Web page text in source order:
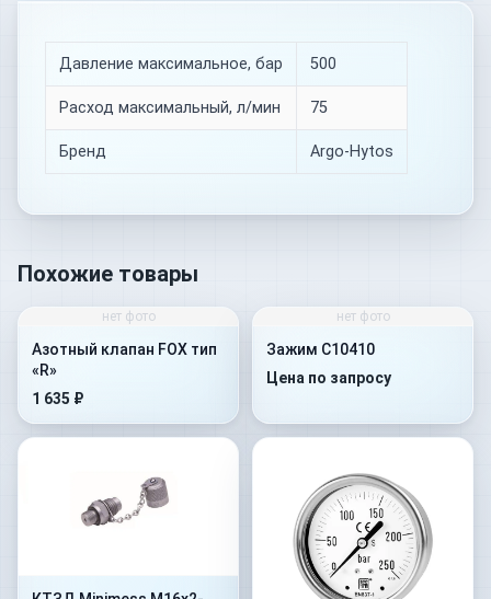
Давление максимальное, бар 500
Расход максимальный, л/мин 75
Бренд Argo-Hytos
Похожие товары
нет фото
Азотный клапан FOX тип
«R»
1 635 ₽
нет фото
Зажим C10410
Цена по запросу